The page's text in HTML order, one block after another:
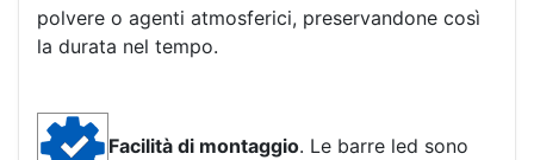
polvere o agenti atmosferici, preservandone così
la durata nel tempo.
Facilità di montaggio. Le barre led sono